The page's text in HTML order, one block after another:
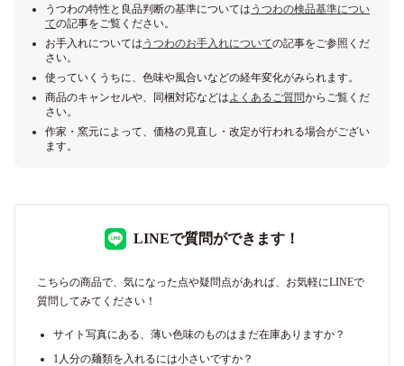
うつわの特性と良品判断の基準については うつわの検品基準につい
ての記事をご覧ください。
お手入れについては うつわのお手入れについての記事をご参照くだ
さい。
使っていくうちに、色味や風合いなどの経年変化がみられます。
商品のキャンセルや、同梱対応などはよくあるご質問からご覧くだ
さい。
作家・窯元によって、価格の見直し・改定が行われる場合がござい
ます。
LINEで質問ができます！
こちらの商品で、気になった点や疑問点があれば、お気軽にLINEで
質問してみてください！
サイト写真にある、薄い色味のものはまだ在庫ありますか？
1人分の麺類を入れるには小さいですか？